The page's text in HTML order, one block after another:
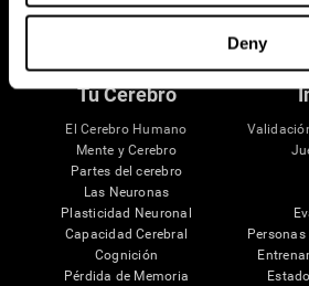
Deny
Tu Cerebro
El Cerebro Humano
Mente y Cerebro
Partes del cerebro
Las Neuronas
Plasticidad Neuronal
Capacidad Cerebral
Cognición
Pérdida de Memoria